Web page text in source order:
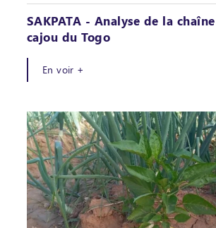
SAKPATA - Analyse de la
cajou du Togo
En voir +